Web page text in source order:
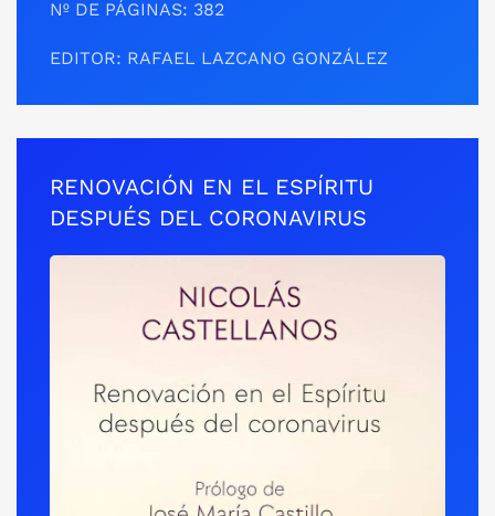
Nº DE PÁGINAS: 382
EDITOR: RAFAEL LAZCANO GONZÁLEZ
RENOVACIÓN EN EL ESPÍRITU
DESPUÉS DEL CORONAVIRUS